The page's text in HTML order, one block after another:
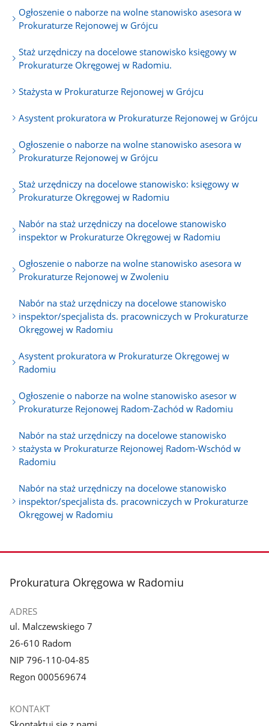
Ogłoszenie o naborze na wolne stanowisko asesora w
Prokuraturze Rejonowej w Grójcu
Staż urzędniczy na docelowe stanowisko księgowy w
Prokuraturze Okręgowej w Radomiu.
Stażysta w Prokuraturze Rejonowej w Grójcu
Asystent prokuratora w Prokuraturze Rejonowej w Grójcu
Ogłoszenie o naborze na wolne stanowisko asesora w
Prokuraturze Rejonowej w Grójcu
Staż urzędniczy na docelowe stanowisko: księgowy w
Prokuraturze Okręgowej w Radomiu
Nabór na staż urzędniczy na docelowe stanowisko
inspektor w Prokuraturze Okręgowej w Radomiu
Ogłoszenie o naborze na wolne stanowisko asesora w
Prokuraturze Rejonowej w Zwoleniu
Nabór na staż urzędniczy na docelowe stanowisko
inspektor/specjalista ds. pracowniczych w Prokuraturze
Okręgowej w Radomiu
Asystent prokuratora w Prokuraturze Okręgowej w
Radomiu
Ogłoszenie o naborze na wolne stanowisko asesor w
Prokuraturze Rejonowej Radom-Zachód w Radomiu
Nabór na staż urzędniczy na docelowe stanowisko
stażysta w Prokuraturze Rejonowej Radom-Wschód w
Radomiu
Nabór na staż urzędniczy na docelowe stanowisko
inspektor/specjalista ds. pracowniczych w Prokuraturze
Okręgowej w Radomiu
stopka
Prokuratura Okręgowa w Radomiu
ADRES
ul. Malczewskiego 7
26-610 Radom
NIP 796-110-04-85
Regon 000569674
KONTAKT